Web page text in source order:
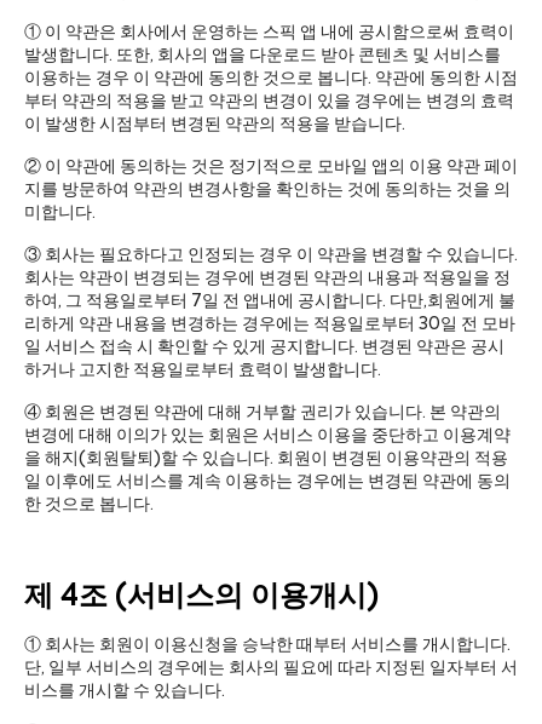
① 이 약관은 회사에서 운영하는 스픽 앱 내에 공시함으로써 효력이
발생합니다. 또한, 회사의 앱을 다운로드 받아 콘텐츠 및 서비스를
이용하는 경우 이 약관에 동의한 것으로 봅니다. 약관에 동의한 시점
부터 약관의 적용을 받고 약관의 변경이 있을 경우에는 변경의 효력
이 발생한 시점부터 변경된 약관의 적용을 받습니다.
② 이 약관에 동의하는 것은 정기적으로 모바일 앱의 이용 약관 페이
지를 방문하여 약관의 변경사항을 확인하는 것에 동의하는 것을 의
미합니다.
③ 회사는 필요하다고 인정되는 경우 이 약관을 변경할 수 있습니다.
회사는 약관이 변경되는 경우에 변경된 약관의 내용과 적용일을 정
하여, 그 적용일로부터 7일 전 앱내에 공시합니다. 다만,회원에게 불
리하게 약관 내용을 변경하는 경우에는 적용일로부터 30일 전 모바
일 서비스 접속 시 확인할 수 있게 공지합니다. 변경된 약관은 공시
하거나 고지한 적용일로부터 효력이 발생합니다.
④ 회원은 변경된 약관에 대해 거부할 권리가 있습니다. 본 약관의
변경에 대해 이의가 있는 회원은 서비스 이용을 중단하고 이용계약
을 해지(회원탈퇴)할 수 있습니다. 회원이 변경된 이용약관의 적용
일 이후에도 서비스를 계속 이용하는 경우에는 변경된 약관에 동의
한 것으로 봅니다.
제 4조 (서비스의 이용개시)
① 회사는 회원이 이용신청을 승낙한 때부터 서비스를 개시합니다.
단, 일부 서비스의 경우에는 회사의 필요에 따라 지정된 일자부터 서
비스를 개시할 수 있습니다.